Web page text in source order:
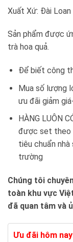
Xuất Xứ: Đài
Sản phẩm được
trà hoa quả.
Để biết công
Mua số lượng
ưu đãi giảm
HÀNG LUÔN
được set theo
tiêu chuẩn
trường
Chúng tôi
toàn khu vực
đã quan tâm và
Ưu đãi hôm